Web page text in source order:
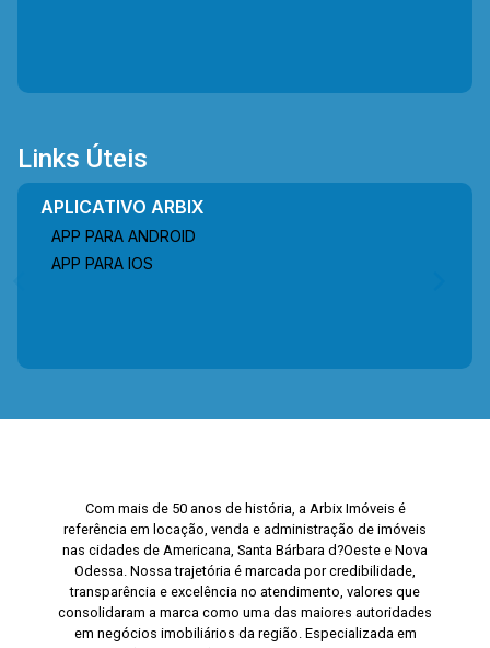
Links Úteis
APLICATIVO ARBIX
APP PARA ANDROID
APP PARA IOS
Com mais de 50 anos de história, a Arbix Imóveis é
referência em locação, venda e administração de imóveis
nas cidades de Americana, Santa Bárbara d?Oeste e Nova
Odessa. Nossa trajetória é marcada por credibilidade,
transparência e excelência no atendimento, valores que
consolidaram a marca como uma das maiores autoridades
em negócios imobiliários da região. Especializada em